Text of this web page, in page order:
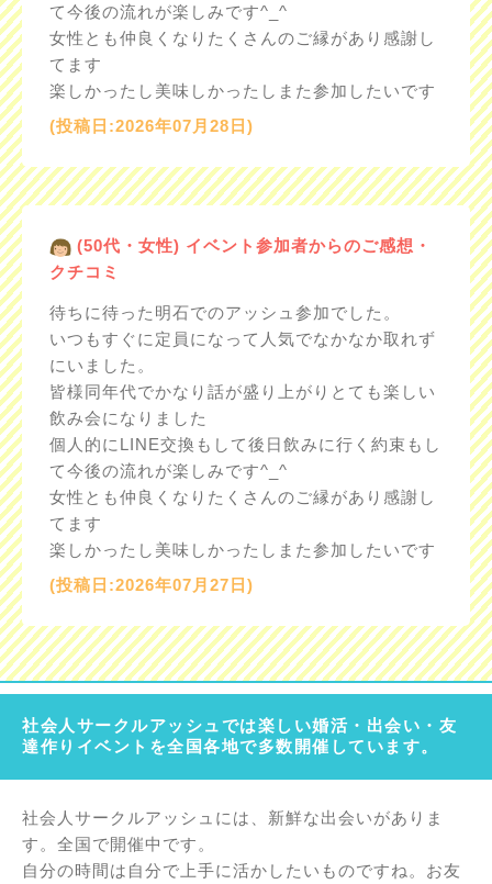
て今後の流れが楽しみです^_^
女性とも仲良くなりたくさんのご縁があり感謝し
てます
楽しかったし美味しかったしまた参加したいです
(投稿日:2026年07月28日)
(50代・女性) イベント参加者からのご感想・
クチコミ
待ちに待った明石でのアッシュ参加でした。
いつもすぐに定員になって人気でなかなか取れず
にいました。
皆様同年代でかなり話が盛り上がりとても楽しい
飲み会になりました
個人的にLINE交換もして後日飲みに行く約束もし
て今後の流れが楽しみです^_^
女性とも仲良くなりたくさんのご縁があり感謝し
てます
楽しかったし美味しかったしまた参加したいです
(投稿日:2026年07月27日)
社会人サークルアッシュでは楽しい婚活・出会い・友
達作りイベントを全国各地で多数開催しています。
社会人サークルアッシュには、新鮮な出会いがありま
す。全国で開催中です。
自分の時間は自分で上手に活かしたいものですね。お友